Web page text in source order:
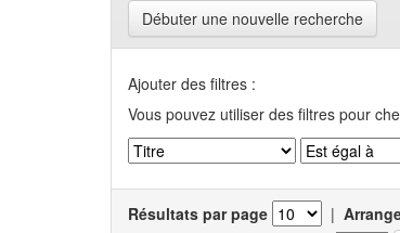
Débuter une nouvelle recherche
Ajouter des filtres :
Vous pouvez utiliser des filtres pour
Résultats par page |